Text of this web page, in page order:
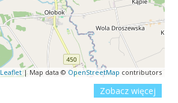
Leaflet| Map data © OpenStreetMap contributors
Zobacz więcej